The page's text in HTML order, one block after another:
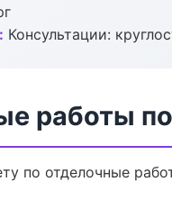
Консультации:
работы
по отделочные